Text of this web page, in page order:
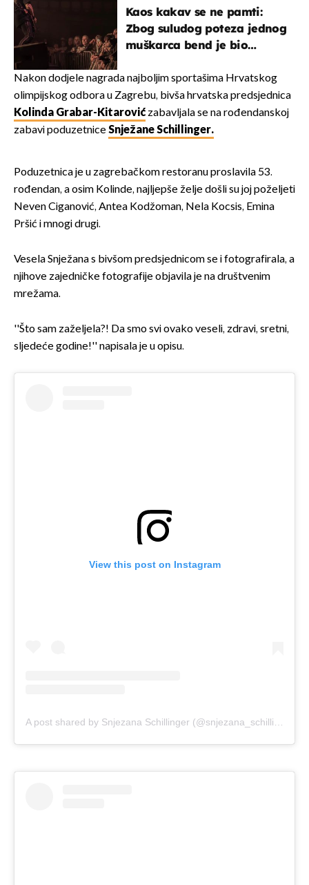
Kaos kakav se ne pamti:
Zbog suludog poteza jednog
muškarca bend je bio
Nakon dodjele nagrada najboljim sportašima Hrvatskog
olimpijskog odbora u Zagrebu, bivša hrvatska predsjednica
Kolinda Grabar-Kitarovićzabavljala se na rođendanskoj
zabavi poduzetniceSnježane Schillinger.
Poduzetnica je u zagrebačkom restoranu proslavila 53.
rođendan, a osim Kolinde, najljepše želje došli su joj poželjeti
Neven Ciganović, Antea Kodžoman, Nela Kocsis, Emina
Pršić i mnogi drugi.
Vesela Snježana s bivšom predsjednicom se i fotografirala, a
njihove zajedničke fotografije objavila je na društvenim
mrežama.
''Što sam zaželjela?! Da smo svi ovako veseli, zdravi, sretni,
sljedeće godine!'' napisala je u opisu.
View this post on Instagram
A post shared by Snjezana Schillinger (@snjezana_schillinger)